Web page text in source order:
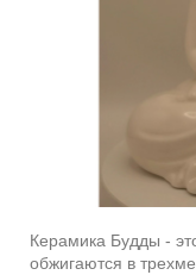
Керамика Будды -
обжигаются в